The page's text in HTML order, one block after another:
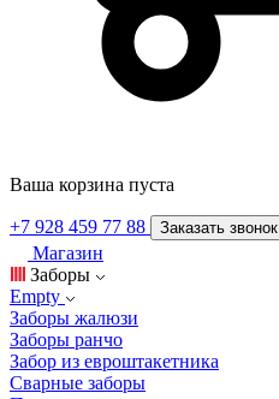
Ваша корзина пуста
+7 928 459 77 88 Заказать звонок
Магазин
Заборы
Empty
Заборы жалюзи
Заборы ранчо
Забор из евроштакетника
Сварные заборы